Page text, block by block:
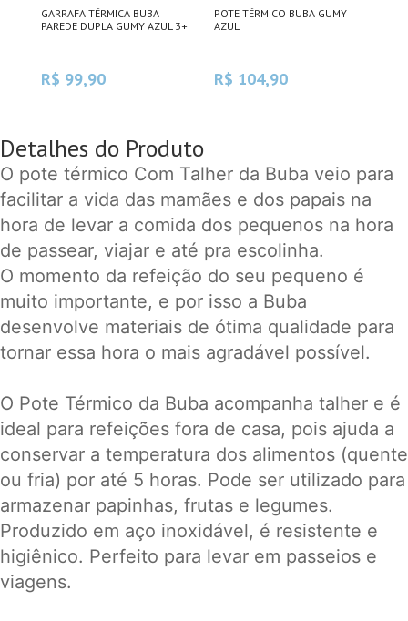
GARRAFA TÉRMICA BUBA
PAREDE DUPLA GUMY AZUL 3+
R$ 99,90
POTE TÉRMICO BUBA GUMY
AZUL
R$ 104,90
Detalhes do Produto
O pote térmico Com Talher da Buba veio para
facilitar a vida das mamães e dos papais na
hora de levar a comida dos pequenos na hora
de passear, viajar e até pra escolinha.
O momento da refeição do seu pequeno é
muito importante, e por isso a Buba
desenvolve materiais de ótima qualidade para
tornar essa hora o mais agradável possível.
O Pote Térmico da Buba acompanha talher e é
ideal para refeições fora de casa, pois ajuda a
conservar a temperatura dos alimentos (quente
ou fria) por até 5 horas. Pode ser utilizado para
armazenar papinhas, frutas e legumes.
Produzido em aço inoxidável, é resistente e
higiênico. Perfeito para levar em passeios e
viagens.